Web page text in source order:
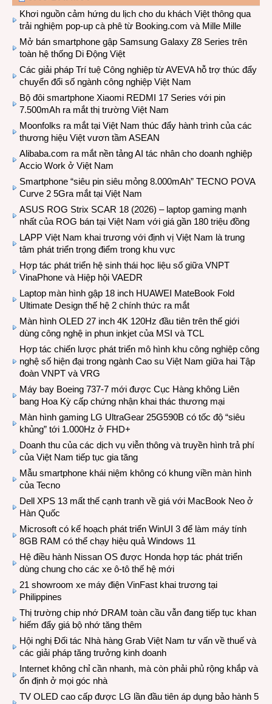
Khơi nguồn cảm hứng du lịch cho du khách Việt thông qua
trải nghiệm pop-up cà phê từ Booking.com và Mille Mille
Mở bán smartphone gập Samsung Galaxy Z8 Series trên
toàn hệ thống Di Động Việt
Các giải pháp Trí tuệ Công nghiệp từ AVEVA hỗ trợ thúc đẩy
chuyển đổi số ngành công nghiệp Việt Nam
Bộ đôi smartphone Xiaomi REDMI 17 Series với pin
7.500mAh ra mắt thị trường Việt Nam
Moonfolks ra mắt tại Việt Nam thúc đẩy hành trình của các
thương hiệu Việt vươn tầm ASEAN
Alibaba.com ra mắt nền tảng AI tác nhân cho doanh nghiệp
Accio Work ở Việt Nam
Smartphone “siêu pin siêu mỏng 8.000mAh” TECNO POVA
Curve 2 5Gra mắt tại Việt Nam
ASUS ROG Strix SCAR 18 (2026) – laptop gaming mạnh
nhất của ROG bán tại Việt Nam với giá gần 180 triệu đồng
LAPP Việt Nam khai trương với định vị Việt Nam là trung
tâm phát triển trọng điểm trong khu vực
Hợp tác phát triển hệ sinh thái học liệu số giữa VNPT
VinaPhone và Hiệp hội VAEDR
Laptop màn hình gập 18 inch HUAWEI MateBook Fold
Ultimate Design thế hệ 2 chính thức ra mắt
Màn hình OLED 27 inch 4K 120Hz đầu tiên trên thế giới
dùng công nghệ in phun inkjet của MSI và TCL
Hợp tác chiến lược phát triển mô hình khu công nghiệp công
nghệ số hiện đại trong ngành Cao su Việt Nam giữa hai Tập
đoàn VNPT và VRG
Máy bay Boeing 737-7 mới được Cục Hàng không Liên
bang Hoa Kỳ cấp chứng nhận khai thác thương mại
Màn hình gaming LG UltraGear 25G590B có tốc độ “siêu
khủng” tới 1.000Hz ở FHD+
Doanh thu của các dịch vụ viễn thông và truyền hình trả phí
của Việt Nam tiếp tục gia tăng
Mẫu smartphone khái niệm không có khung viền màn hình
của Tecno
Dell XPS 13 mất thế cạnh tranh về giá với MacBook Neo ở
Hàn Quốc
Microsoft có kế hoạch phát triển WinUI 3 để làm máy tính
8GB RAM có thể chạy hiệu quả Windows 11
Hệ điều hành Nissan OS được Honda hợp tác phát triển
dùng chung cho các xe ô-tô thế hệ mới
21 showroom xe máy điện VinFast khai trương tại
Philippines
Thị trường chip nhớ DRAM toàn cầu vẫn đang tiếp tục khan
hiếm đẩy giá bộ nhớ tăng thêm
Hội nghị Đối tác Nhà hàng Grab Việt Nam tư vấn về thuế và
các giải pháp tăng trưởng kinh doanh
Internet không chỉ cần nhanh, mà còn phải phủ rộng khắp và
ổn định ở mọi góc nhà
TV OLED cao cấp được LG lần đầu tiên áp dụng bảo hành 5